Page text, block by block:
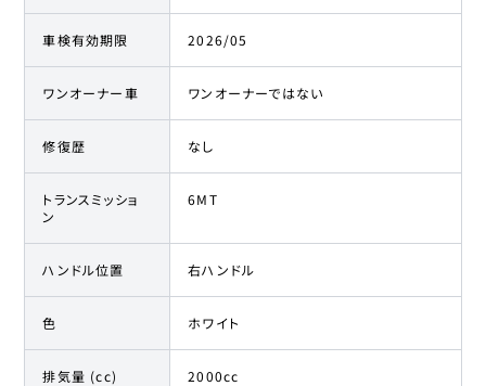
車検有効期限 2026/05
ワンオーナー車 ワンオーナーではない
修復歴 なし
トランスミッショ
ン
6MT
ハンドル位置 右ハンドル
色 ホワイト
排気量 (cc) 2000cc